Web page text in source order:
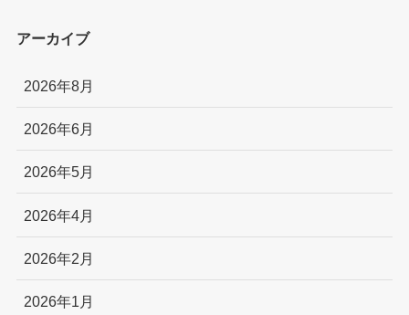
アーカイブ
2026年8月
2026年6月
2026年5月
2026年4月
2026年2月
2026年1月